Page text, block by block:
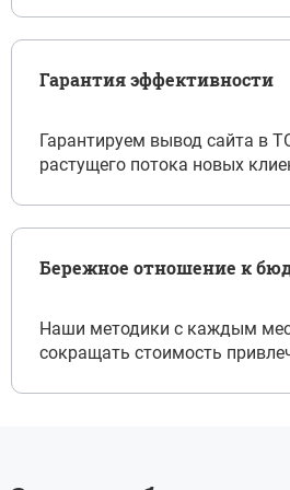
Гарантия эффективности
Гарантируем вывод сайта в
растущего потока новых
Бережное отношение к
Наши методики с каждым
сокращать стоимость